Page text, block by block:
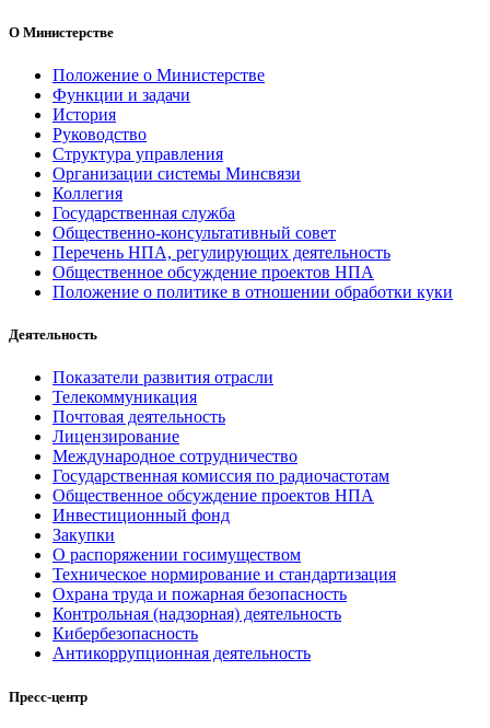
О Министерстве
Положение о Министерстве
Функции и задачи
История
Руководство
Структура управления
Организации системы Минсвязи
Коллегия
Государственная служба
Общественно-консультативный совет
Перечень НПА, регулирующих деятельность
Общественное обсуждение проектов НПА
Положение о политике в отношении обработки куки
Деятельность
Показатели развития отрасли
Телекоммуникация
Почтовая деятельность
Лицензирование
Международное сотрудничество
Государственная комиссия по радиочастотам
Общественное обсуждение проектов НПА
Инвестиционный фонд
Закупки
О распоряжении госимуществом
Техническое нормирование и стандартизация
Охрана труда и пожарная безопасность
Контрольная (надзорная) деятельность
Кибербезопасность
Антикоррупционная деятельность
Пресс-центр